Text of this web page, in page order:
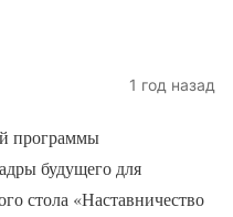
1 год назад
программы
будущего для
стола «Наставничество